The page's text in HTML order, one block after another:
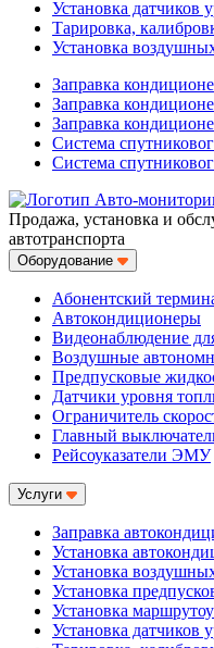
Установка датчиков
Тарировка,
Установка
Заправка
Заправка
Заправка
Система
Система
Продажа, установка и
автотранспорта
Оборудование
Абонентский
Автокондиционеры
Видеонаблюдение
Воздушные
Предпусковые
Датчики уровня
Ограничитель
Главный
Рейсоуказатели ЭМУ
Услуги
Заправка
Установка
Установка
Установка
Установка
Установка датчиков